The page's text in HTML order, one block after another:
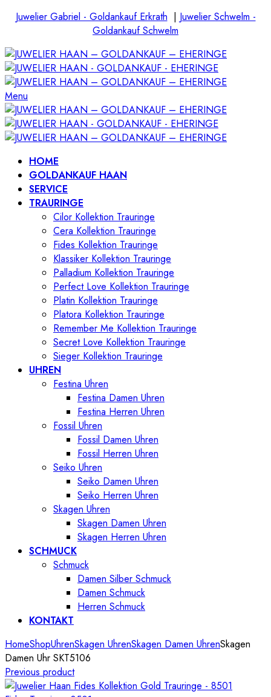
Juwelier Gabriel - Goldankauf Erkrath | Juwelier Schwelm -
Goldankauf Schwelm
Menu
HOME
GOLDANKAUF HAAN
SERVICE
TRAURINGE
Cilor Kollektion Trauringe
Cera Kollektion Trauringe
Fides Kollektion Trauringe
Klassiker Kollektion Trauringe
Palladium Kollektion Trauringe
Perfect Love Kollektion Trauringe
Platin Kollektion Trauringe
Platora Kollektion Trauringe
Remember Me Kollektion Trauringe
Secret Love Kollektion Trauringe
Sieger Kollektion Trauringe
UHREN
Festina Uhren
Festina Damen Uhren
Festina Herren Uhren
Fossil Uhren
Fossil Damen Uhren
Fossil Herren Uhren
Seiko Uhren
Seiko Damen Uhren
Seiko Herren Uhren
Skagen Uhren
Skagen Damen Uhren
Skagen Herren Uhren
SCHMUCK
Schmuck
Damen Silber Schmuck
Damen Schmuck
Herren Schmuck
KONTAKT
HomeShopUhrenSkagen UhrenSkagen Damen UhrenSkagen
Damen Uhr SKT5106
Previous product